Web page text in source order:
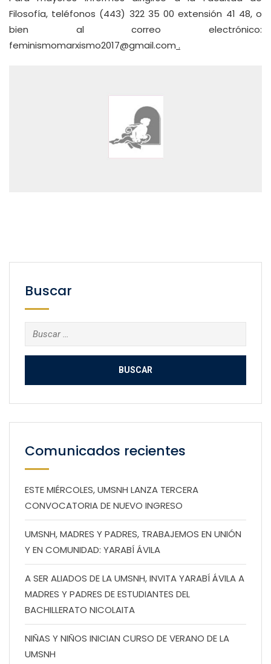
Filosofía, teléfonos (443) 322 35 00 extensión 41 48, o
bien al correo electrónico:
feminismomarxismo2017@gmail.com .
Buscar
Buscar:
Comunicados recientes
ESTE MIÉRCOLES, UMSNH LANZA TERCERA
CONVOCATORIA DE NUEVO INGRESO
UMSNH, MADRES Y PADRES, TRABAJEMOS EN UNIÓN
Y EN COMUNIDAD: YARABÍ ÁVILA
A SER ALIADOS DE LA UMSNH, INVITA YARABÍ ÁVILA A
MADRES Y PADRES DE ESTUDIANTES DEL
BACHILLERATO NICOLAITA
NIÑAS Y NIÑOS INICIAN CURSO DE VERANO DE LA
UMSNH